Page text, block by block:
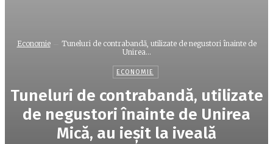
Economie
Tuneluri de contrabandă, utilizate de negustori înainte de
Unirea...
ECONOMIE
Tuneluri de contrabandă, utilizate
de negustori înainte de Unirea
Mică, au ieșit la iveală